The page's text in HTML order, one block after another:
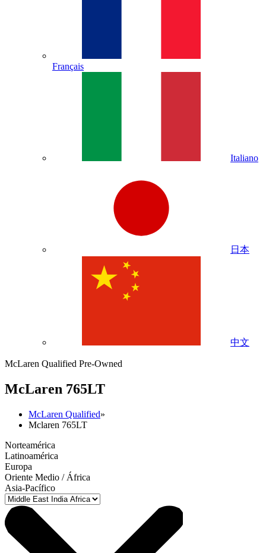
Français
Italiano
日本
中文
McLaren Qualified Pre-Owned
McLaren 765LT
McLaren Qualified»
Mclaren 765LT
Norteamérica
Latinoamérica
Europa
Oriente Medio / África
Asia-Pacífico